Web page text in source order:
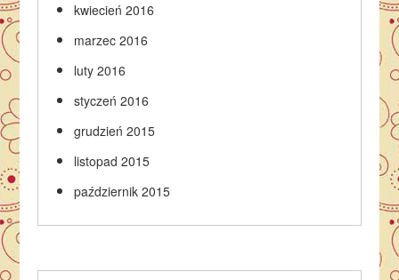
kwiecień 2016
marzec 2016
luty 2016
styczeń 2016
grudzień 2015
listopad 2015
październik 2015